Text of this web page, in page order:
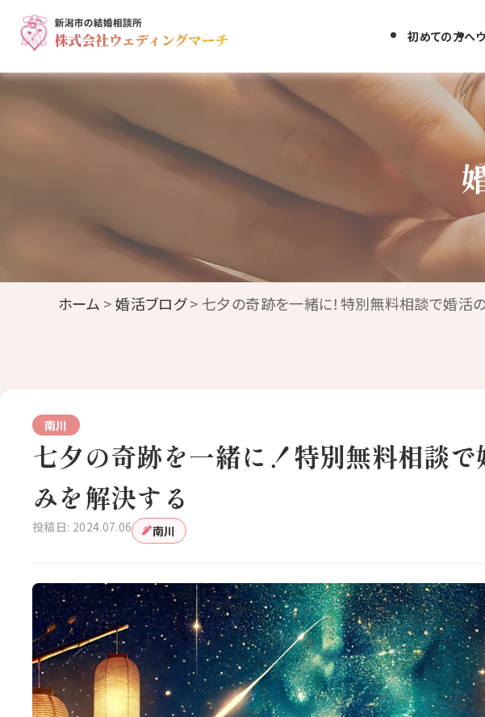
初めての方へ
ホーム >婚活ブログ> 七夕の奇跡を一緒に！特別無料相談で婚活
南川
七夕の奇跡を一緒に！特別無料相談
みを解決する
投稿日: 2024.07.06 南川